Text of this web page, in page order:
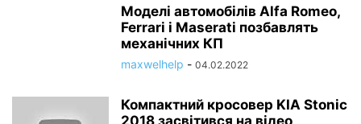
Моделі автомобілів Alfa Romeo,
Ferrari і Maserati позбавлять
механічних КП
maxwelhelp - 04.02.2022
Компактний кросовер KIA Stonic